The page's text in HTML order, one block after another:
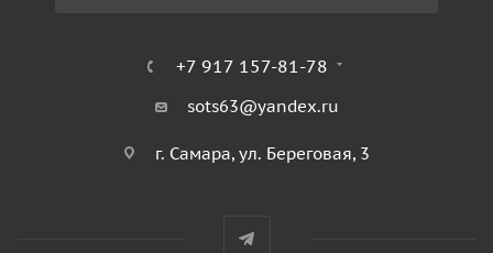
+7 917 157-81-78
sots63@yandex.ru
г. Самара, ул. Береговая, 3